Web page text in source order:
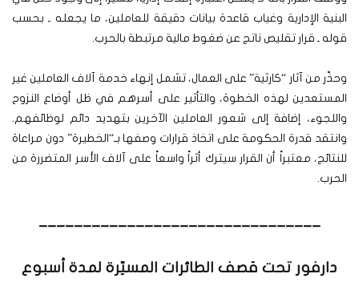
البنية الإدارية وغياب قاعدة بيانات دقيقة للعاملين، ما يجعله ـ بحسب
قوله ـ قرار تقليص ناتج عن ضغوط مالية مرتبطة بالحرب.
وحذّر من آثار “كارثية” على العمال، تشمل إنهاء خدمة آلاف العاملين غير
المستعدين لهذه الخطوة، والتأثير على أسرهم في ظل أوضاع النزوح
واللجوء، إضافة إلى شعور العاملين الآخرين بتهديد دائم لوظائفهم.
وانتقد قدرة الحكومة على اتخاذ قرارات وصفها بـ“الخطيرة” دون مراعاة
للنتائج، معتبراً أن القرار سيترك أثراً واسعاً على آلاف الأسر المتضررة من
الحرب.
________________________________
دارفور تحت قصف الطائرات المسيّرة لمدة أسبوع